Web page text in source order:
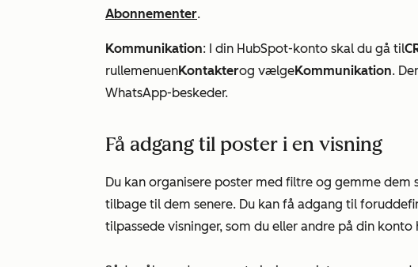
Abonnementer.
Kommunikation: I din HubSpot-konto skal du gå til
rullemenuenKontakterog vælgeKommunikation.
WhatsApp-beskeder.
Få adgang til poster i en visning
Du kan organisere poster med filtre og gemme dem
tilbage til dem senere. Du kan få adgang til
tilpassede visninger, som du eller andre på din